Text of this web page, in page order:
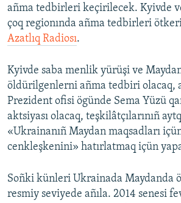
RFE/RS bütün saytları
añma tedbirleri keçirilecek. Kyivde
çoq regionında añma tedbirleri
Azatlıq Radiosı.
Kyivde saba menlik yürüşi ve
öldürilgenlerni añma tedbiri olacaq,
Prezident ofisi ögünde Sema Yüzü
aktsiyası olacaq, teşkilâtçılarınıñ
«Ukrainanıñ Maydan maqsadları
cenkleşkenini» hatırlatmaq içün
Soñki künleri Ukrainada Maydanda
resmiy seviyede añıla. 2014 senesi